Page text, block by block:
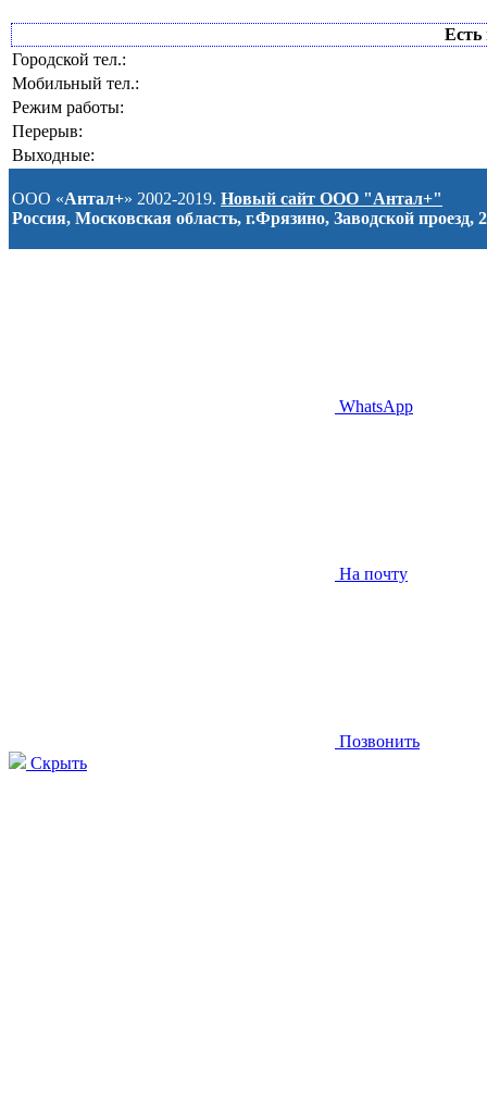
Есть
Городской тел.:
Мобильный тел.:
Режим работы:
Перерыв:
Выходные:
ООО «Антал+» 2002-2019. Новый сайт ООО "Антал+"
Россия, Московская область, г.Фрязино, Заводской проезд, 2
WhatsApp
На почту
Позвонить
Скрыть